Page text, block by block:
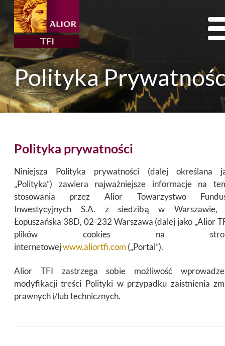
Polityka
Polityka prywatności
Niniejsza Polityka prywatności (dalej określana
„Polityka”) zawiera najważniejsze informacje na
stosowania przez Alior Towarzystwo
Inwestycyjnych S.A. z siedzibą w Warszawie,
Łopuszańska 38D, 02-232 Warszawa (dalej jako „Alior
plików cookies na
internetowejwww.aliortfi.com („Portal”).
Alior TFI zastrzega sobie możliwość
modyfikacji treści Polityki w przypadku zaistnienia
prawnych i/lub technicznych.